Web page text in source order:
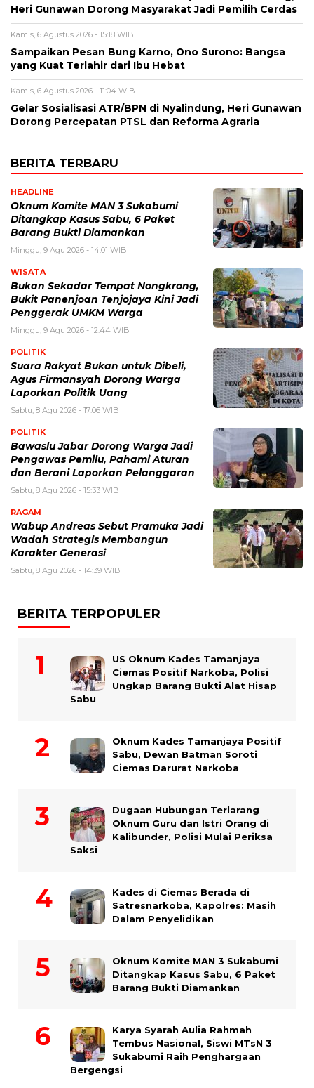
Heri Gunawan Dorong Masyarakat Jadi Pemilih Cerdas
Kamis, 6 Agustus 2026 - 15:18 WIB
Sampaikan Pesan Bung Karno, Ono Surono: Bangsa
yang Kuat Terlahir dari Ibu Hebat
Kamis, 6 Agustus 2026 - 11:04 WIB
Gelar Sosialisasi ATR/BPN di Nyalindung, Heri Gunawan
Dorong Percepatan PTSL dan Reforma Agraria
BERITA TERBARU
HEADLINE
Oknum Komite MAN 3 Sukabumi
Ditangkap Kasus Sabu, 6 Paket
Barang Bukti Diamankan
Minggu, 9 Agu 2026 - 14:01 WIB
WISATA
Bukan Sekadar Tempat Nongkrong,
Bukit Panenjoan Tenjojaya Kini Jadi
Penggerak UMKM Warga
Minggu, 9 Agu 2026 - 12:44 WIB
POLITIK
Suara Rakyat Bukan untuk Dibeli,
Agus Firmansyah Dorong Warga
Laporkan Politik Uang
Sabtu, 8 Agu 2026 - 17:06 WIB
POLITIK
Bawaslu Jabar Dorong Warga Jadi
Pengawas Pemilu, Pahami Aturan
dan Berani Laporkan Pelanggaran
Sabtu, 8 Agu 2026 - 15:33 WIB
RAGAM
Wabup Andreas Sebut Pramuka Jadi
Wadah Strategis Membangun
Karakter Generasi ‎
Sabtu, 8 Agu 2026 - 14:39 WIB
BERITA TERPOPULER
US Oknum Kades Tamanjaya
Ciemas Positif Narkoba, Polisi
Ungkap Barang Bukti Alat Hisap
Sabu
Oknum Kades Tamanjaya Positif
Sabu, Dewan Batman Soroti
Ciemas Darurat Narkoba
Dugaan Hubungan Terlarang
Oknum Guru dan Istri Orang di
Kalibunder, Polisi Mulai Periksa
Saksi
Kades di Ciemas Berada di
Satresnarkoba, Kapolres: Masih
Dalam Penyelidikan
Oknum Komite MAN 3 Sukabumi
Ditangkap Kasus Sabu, 6 Paket
Barang Bukti Diamankan
Karya Syarah Aulia Rahmah
Tembus Nasional, Siswi MTsN 3
Sukabumi Raih Penghargaan
Bergengsi